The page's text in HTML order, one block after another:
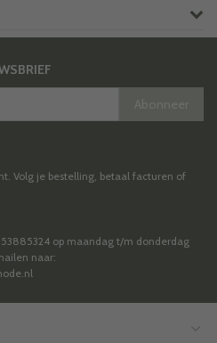
Abonneer
Volg je bestelling, betaal facturen of
op maandag t/m donderdag
naar: